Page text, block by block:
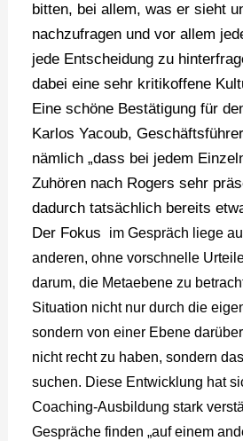
bitten, bei allem, was er sieht
nachzufragen und vor allem
jede Entscheidung zu
dabei eine sehr kritikoffene
Eine schöne Bestätigung für
Karlos Yacoub,
nämlich „dass bei jedem
Zuhören nach Rogers sehr
dadurch tatsächlich bereits
Der Fokus
im Gespräch liege
anderen, ohne vorschnelle
darum, die Metaebene zu
Situation nicht nur durch die
sondern von einer Ebene
nicht recht zu haben, sondern
suchen. Diese Entwicklung hat
Coaching-Ausbildung stark
Gespräche finden „auf einem